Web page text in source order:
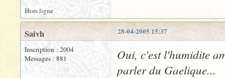
Hors ligne
28-04-2005 15:37
Saivh
Inscription : 2004
Messages : 881
Oui, c'est l'humidite
parler du Gaelique...